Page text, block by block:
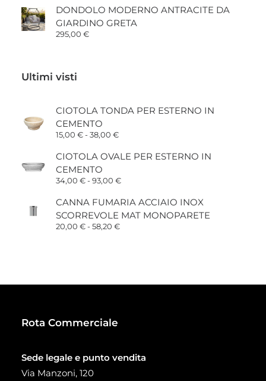
originale
era:
2.415,00 €.
attuale
è:
1.780,00 €.
DONDOLO MODERNO ANTRACITE DA
GIARDINO GRETA
295,00 €
Ultimi visti
CIOTOLA TONDA PER ESTERNO IN
CEMENTO
15,00 €-38,00 €Fascia
prezzo:
da
a
CIOTOLA OVALE PER ESTERNO IN
CEMENTO
34,00 €-93,00 €Fascia
prezzo:
da
34,00 €
CANNA FUMARIA ACCIAIO INOX
SCORREVOLE MAT MONOPARETE
20,00 €-58,20 €Fascia
Rota Commerciale
Sede legale e punto vendita
Via Manzoni, 120